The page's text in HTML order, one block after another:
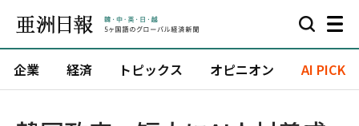
企業 経済 トピックス オピニオン AI PICK